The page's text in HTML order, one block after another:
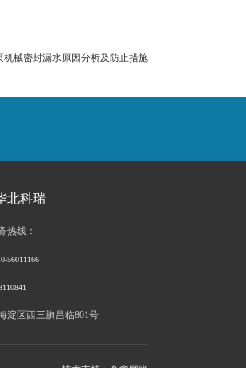
机械密封漏水原因分析及防止措施
北科瑞
热线：
56011166
淀区西三旗昌临801号